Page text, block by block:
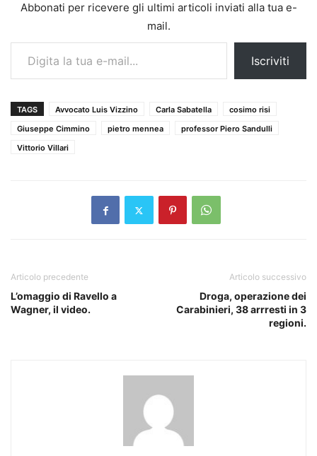
Abbonati per ricevere gli ultimi articoli inviati alla tua e-
mail.
Digita la tua e-mail...
Iscriviti
TAGS Avvocato Luis Vizzino Carla Sabatella
cosimo risi
Giuseppe Cimmino
pietro mennea
professor Piero Sandulli
Vittorio Villari
Articolo precedente
L’omaggio di Ravello a
Wagner, il video.
Articolo successivo
Droga, operazione dei
Carabinieri, 38 arrresti in 3
regioni.